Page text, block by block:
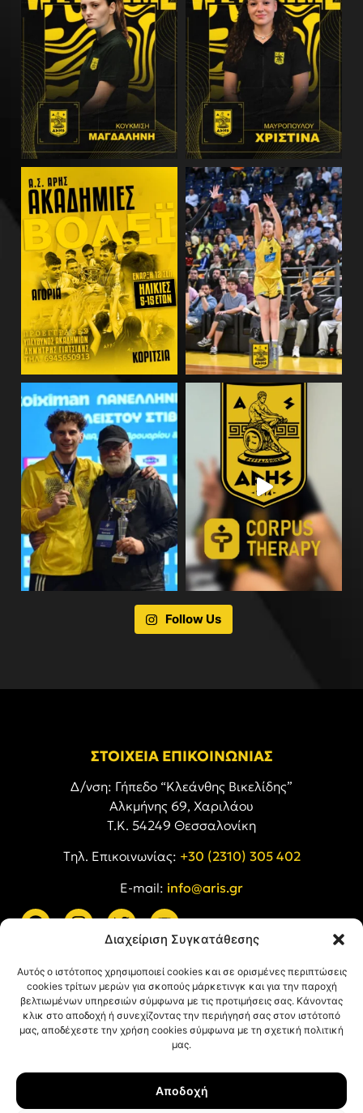
Διαχείριση Συγκατάθεσης
Αυτός ο ιστότοπος χρησιμοποιεί cookies και σε ορισμένες περιπτώσεις
cookies τρίτων μερών για σκοπούς μάρκετινγκ και για την παροχή
βελτιωμένων υπηρεσιών σύμφωνα με τις προτιμήσεις σας. Κάνοντας
κλικ στο αποδοχή ή συνεχίζοντας την περιήγησή σας στον ιστότοπό
μας, αποδέχεστε την χρήση cookies σύμφωνα με τη σχετική πολιτική
μας.
Αποδοχή
Follow Us
ΣΤΟΙΧΕΙΑ ΕΠΙΚΟΙΝΩΝΙΑΣ
Δ/νση: Γήπεδο “Κλεάνθης Βικελίδης”
Αλκμήνης 69, Χαριλάου
Τ.Κ. 54249 Θεσσαλονίκη
Tηλ. Επικοινωνίας: +30 (2310) 305 402
E-mail: info@aris.gr
Όροι Χρήσης